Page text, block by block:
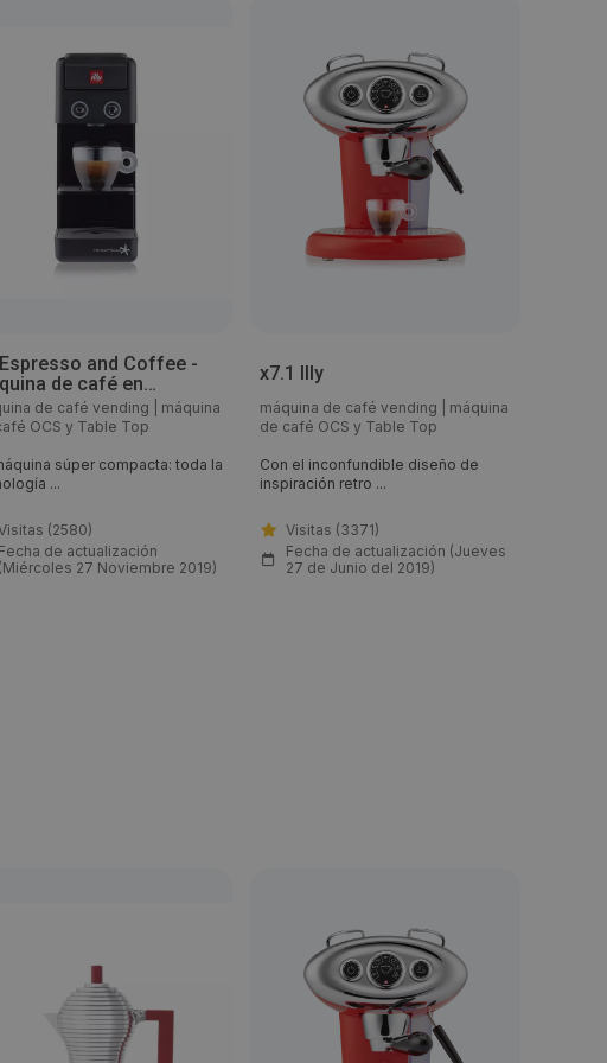
and Coffee -
de café en
Iperespresso
de café vending
máquina
OCS y Table Top
súper compacta: toda la
...
(2580)
Fecha de actualización
(Miércoles 27 Noviembre 2019)
x7.1 Illy
máquina de café vending
máquina
de café OCS y Table Top
Con el inconfundible diseño de
inspiración retro ...
Visitas (3371)
Fecha de actualización (Jueves
27 de Junio del 2019)